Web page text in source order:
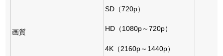
画質
SD（720p）
HD（1080p～720p）
4K（2160p～1440p）